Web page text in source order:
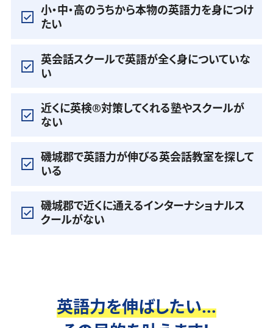
小・中・高のうちから本物の英語力を身につけ
たい
英会話スクールで英語が全く身についていな
い
近くに英検®️対策してくれる塾やスクールが
ない
磯城郡で英語力が伸びる英会話教室を探して
いる
磯城郡で近くに通えるインターナショナルス
クールがない
英語力を伸ばしたい...